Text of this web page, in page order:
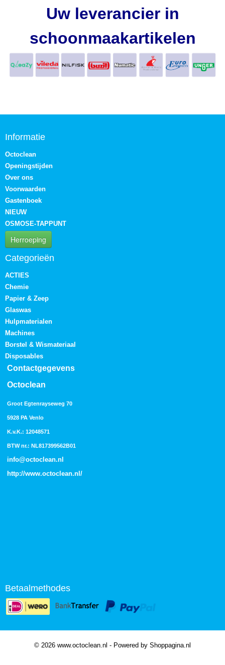
Uw leverancier in
schoonmaakartikelen
Informatie
Octoclean
Openingstijden
Over ons
Voorwaarden
Gastenboek
NIEUW
OSMOSE-TAPPUNT
Herroeping
Categorieën
ACTIES
Chemie
Papier & Zeep
Glaswas
Hulpmaterialen
Machines
Borstel & Wismateriaal
Disposables
Contactgegevens
Octoclean
Groot Egtenrayseweg 70
5928 PA Venlo
K.v.K.: 12048571
BTW nr.: NL817399562B01
info@octoclean.nl
http://www.octoclean.nl /
Betaalmethodes
© 2026 www.octoclean.nl - Powered by Shoppagina.nl